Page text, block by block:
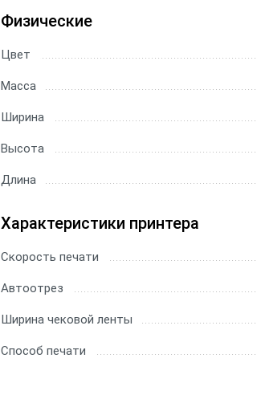
Физические
Цвет
Масса
Ширина
Высота
Длина
Характеристики принтера
Скорость печати
Автоотрез
Ширина чековой ленты
Способ печати